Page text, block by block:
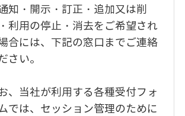
知・開示・訂正・追加又は削
利用の停止・消去をご希望され
合には、下記の窓口までご連絡
さい。
、当社が利用する各種受付フォ
では、セッション管理のために